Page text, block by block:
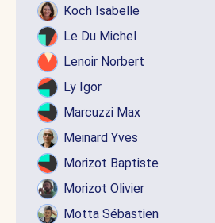
Koch Isabelle
Le Du Michel
Lenoir Norbert
Ly Igor
Marcuzzi Max
Meinard Yves
Morizot Baptiste
Morizot Olivier
Motta Sébastien